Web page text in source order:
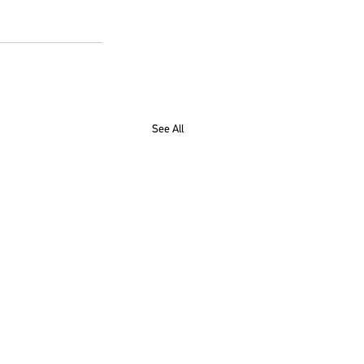
See All